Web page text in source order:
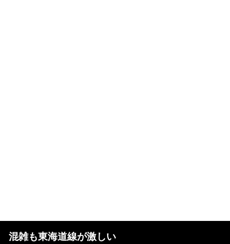
混雑も東海道線が激しい